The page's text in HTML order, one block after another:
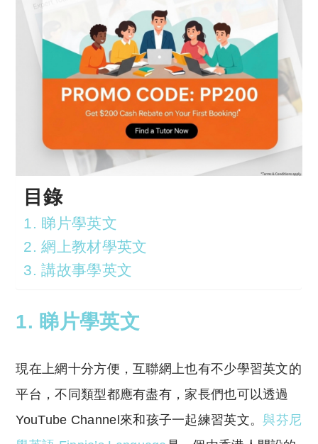
目錄
1. 睇片學英文
2. 網上教材學英文
3. 講故事學英文
1. 睇片學英文
現在上網十分方便，互聯網上也有不少學習英文的
平台，不同類型都應有盡有，家長們也可以透過
YouTube Channel來和孩子一起練習英文。與芬尼